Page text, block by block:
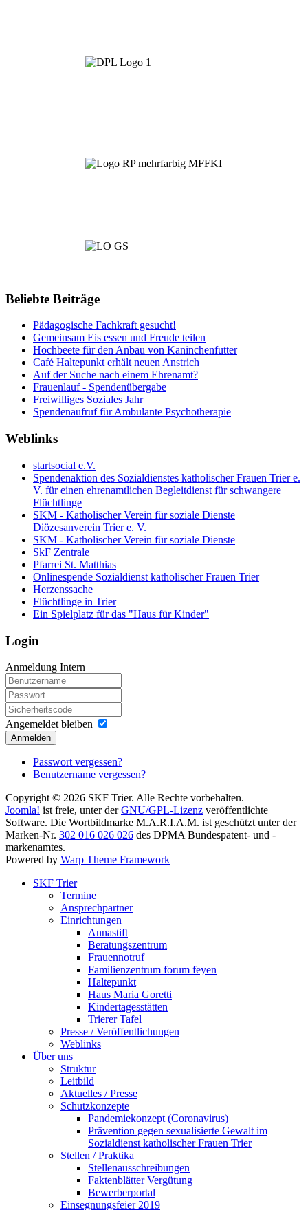
Beliebte Beiträge
Pädagogische Fachkraft gesucht!
Gemeinsam Eis essen und Freude teilen
Hochbeete für den Anbau von Kaninchenfutter
Café Haltepunkt erhält neuen Anstrich
Auf der Suche nach einem Ehrenamt?
Frauenlauf - Spendenübergabe
Freiwilliges Soziales Jahr
Spendenaufruf für Ambulante Psychotherapie
Weblinks
startsocial e.V.
Spendenaktion des Sozialdienstes katholischer Frauen Trier e.
V. für einen ehrenamtlichen Begleitdienst für schwangere
Flüchtlinge
SKM - Katholischer Verein für soziale Dienste
Diözesanverein Trier e. V.
SKM - Katholischer Verein für soziale Dienste
SkF Zentrale
Pfarrei St. Matthias
Onlinespende Sozialdienst katholischer Frauen Trier
Herzenssache
Flüchtlinge in Trier
Ein Spielplatz für das "Haus für Kinder"
Login
Anmeldung Intern
Angemeldet bleiben
Anmelden
Passwort vergessen?
Benutzername vergessen?
Copyright © 2026 SKF Trier. Alle Rechte vorbehalten.
Joomla! ist freie, unter derGNU/GPL-Lizenz veröffentlichte
Software. Die Wortbildmarke M.A.R.I.A.M. ist geschützt unter der
Marken-Nr. 302 016 026 026 des DPMA Bundespatent- und -
markenamtes.
Powered by Warp Theme Framework
SKF Trier
Termine
Ansprechpartner
Einrichtungen
Annastift
Beratungszentrum
Frauennotruf
Familienzentrum forum feyen
Haltepunkt
Haus Maria Goretti
Kindertagesstätten
Trierer Tafel
Presse / Veröffentlichungen
Weblinks
Über uns
Struktur
Leitbild
Aktuelles / Presse
Schutzkonzepte
Pandemiekonzept (Coronavirus)
Prävention gegen sexualisierte Gewalt im
Sozialdienst katholischer Frauen Trier
Stellen / Praktika
Stellenausschreibungen
Faktenblätter Vergütung
Bewerberportal
Einsegnungsfeier 2019